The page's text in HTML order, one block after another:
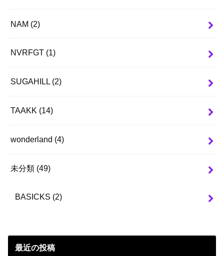
NAM (2)
NVRFGT (1)
SUGAHILL (2)
TAAKK (14)
wonderland (4)
未分類 (49)
BASICKS (2)
最近の投稿